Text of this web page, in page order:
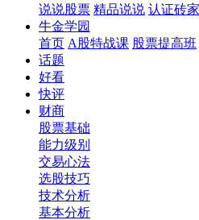
说说股票 精品说说 认证砖家
牛金学园
首页 A股特战课 股票提高班
话题
好看
快评
财商
股票基础
能力级别
交易心法
选股技巧
技术分析
基本分析